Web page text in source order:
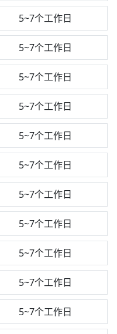
5~7个工作日
5~7个工作日
5~7个工作日
5~7个工作日
5~7个工作日
5~7个工作日
5~7个工作日
5~7个工作日
5~7个工作日
5~7个工作日
5~7个工作日